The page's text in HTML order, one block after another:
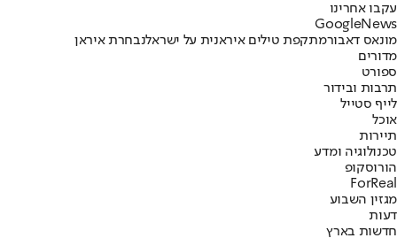
עקבו אחרינו
Googl eNews
מונאס דאבורמתקפת טילים איראנית על ישראלנבחרת איראן
מדורים
ספורט
תרבות ובידור
לייף סטייל
אוכל
תיירות
טכנולוגיה ומדע
הורוסקופ
ForReal
מגזין השבוע
דעות
חדשות בארץ